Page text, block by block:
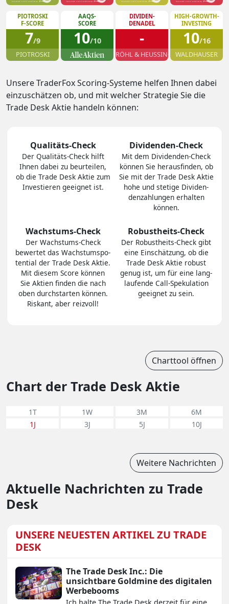
PIOTROSKI
F-SCORE
7/9
PIOTROSKI
AAQS-
SCORE
10/10
DIVIDEN-
DENADEL
-
RÖHL & HEUSSINGER
HIGH-GROWTH-
INVESTING
10/16
WALDHAUSER
Unsere TraderFox Scoring-Systeme helfen Ihnen dabei
einzuschätzen ob, und mit welcher Strategie Sie die
Trade Desk Aktie handeln können:
Qualitäts-Check
Der Quali­täts-Check hilft
Ihnen dabei zu be­ur­tei­len,
ob die Trade Desk Aktie zum
In­ves­tie­ren geeig­net ist.
Dividenden-Check
Mit dem Divi­den­den-Check
können Sie heraus­finden, ob
Sie mit der Trade Desk Aktie
hohe und stetige Divi­den­
den­zah­lungen er­hal­ten
können.
Wachstums-Check
Der Wachs­tums-Check
bewertet das Wachs­tums­po­
ten­tial der Trade Desk Aktie.
Mit diesem Score können
Sie Aktien finden die nach
oben durch­star­ten können.
Riskant, aber reiz­voll!
Robustheits-Check
Der Robust­heits-Check gibt
eine Ein­schät­zung, ob die
Trade Desk Aktie robust
genug ist, um für eine lang­
lau­fen­de Call-Spe­ku­la­tion
ge­eig­net zu sein.
Chart der Trade Desk Aktie
Charttool öffnen
1T 1W 3M
6M
1J
3J 5J 10J
Aktuelle Nachrichten zu Trade
Desk
Weitere Nachrichten
UNSERE NEUESTEN ARTIKEL ZU TRADE
DESK
The Trade Desk Inc.: Die
unsichtbare Goldmine des digitalen
Werbebooms